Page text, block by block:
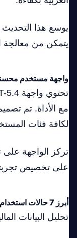
يوسع هذا
يتمكن من معالجة
واجهة مستخدم
مع الأداة. تم
لكافة فئات
تركز الواجهة
على تخصيص
أبرز 7 حالات استخدام للجمهور العربي
تحليل البيانات